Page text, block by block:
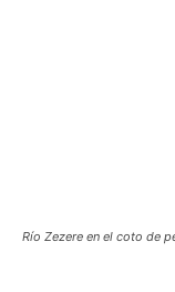
Río Zezere en el coto de